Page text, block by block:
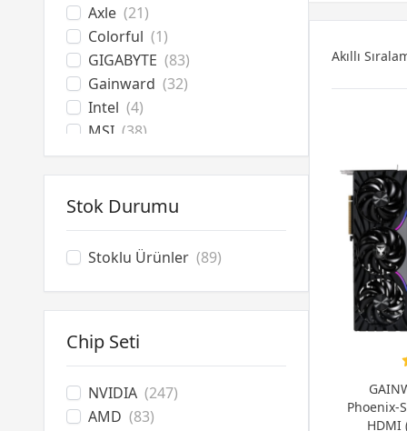
Axle (21)
Colorful (1)
GIGABYTE (83)
Gainward (32)
Intel (4)
MSI (38)
PNY (31)
Powercolor (28)
Sapphire (7)
Sparkle (2)
XFX
(2)
Stok Durumu
Stoklu Ürünler (89)
Chip Seti
NVIDIA (247)
AMD (83)
Akıllı
Phoenix-
HDMI